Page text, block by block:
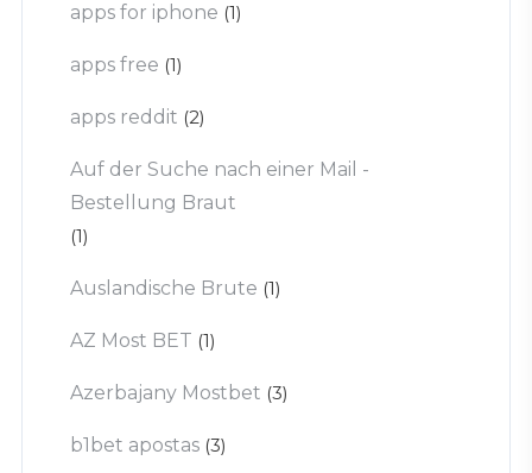
apps for iphone (1)
apps free (1)
apps reddit (2)
Auf der Suche nach einer Mail -
Bestellung Braut
(1)
Auslandische Brute (1)
AZ Most BET (1)
Azerbajany Mostbet (3)
b1bet apostas (3)